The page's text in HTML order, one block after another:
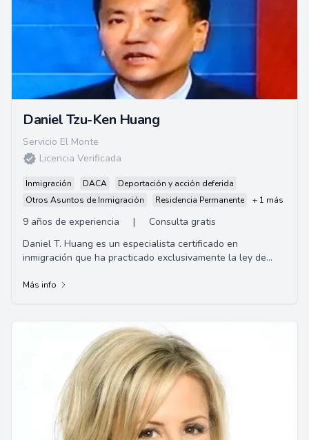
Daniel Tzu-Ken Huang
Servicio El Monte
Licencia Verificada
Inmigración DACA
Deportación y acción deferida
Otros Asuntos de Inmigración
Residencia Permanente + 1 más
9 años de experiencia |
Consulta gratis
Daniel T. Huang es un especialista certificado en
inmigración que ha practicado exclusivamente la ley de
Más info